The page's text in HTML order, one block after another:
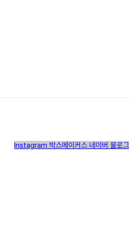
Instagram 박스메이커스 네이버 블로그